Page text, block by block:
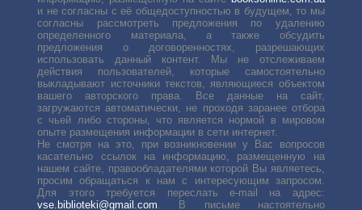
и не согласны с её общедоступностью в будущем, то мы
согласны рассмотреть предложения по удалению
определенного материала, а также обсудить
предложения о договоренностях, разрешающих
использовать данный контент. Мы не отслеживаем
действия пользователей, которые самостоятельно
выкладывают источники текстов, являющиеся объектом
вашего авторского права. Все данные на сайт,
загружаются автоматически, не проходя заранее отбора
с чьей либо стороны, что является нормой в мировом
опыте размещения информации в сети интернет.
Не смотря на это, при возникновении у Вас вопросов
касательно ссылок на информацию, размещенную на
нашем сайте, правообладателями которой Вы являетесь,
просим обращаться к нам с интересующим запросом.
Для этого требуется переслать е-mail на адрес:
vse.biblioteki@gmail.com. В письме настоятельно